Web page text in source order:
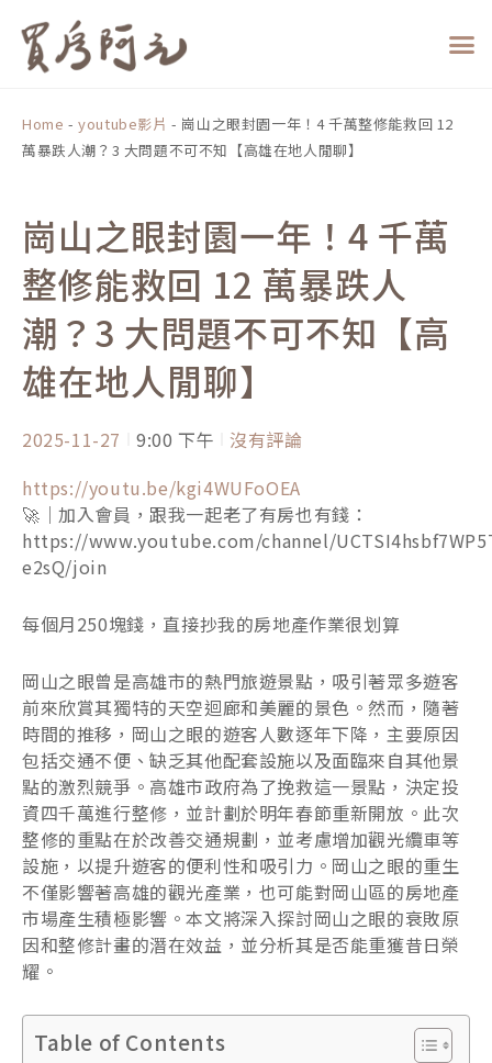
Home -youtube影片 - 崗山之眼封園一年！4 千萬整修能救回 12
萬暴跌人潮？3 大問題不可不知【高雄在地人閒聊】
崗山之眼封園一年！4 千萬
整修能救回 12 萬暴跌人
潮？3 大問題不可不知【高
雄在地人閒聊】
2025-11-27 9:00 下午
沒有評論
https://youtu.be/kgi4WUFoOEA
🚀｜加入會員，跟我一起老了有房也有錢：
https://www.youtube.com/channel/
e2sQ/join
每個月250塊錢，直接抄我的房地產作業很划算
岡山之眼曾是高雄市的熱門旅遊景點，吸引著眾多遊客
前來欣賞其獨特的天空迴廊和美麗的景色。然而，隨著
時間的推移，岡山之眼的遊客人數逐年下降，主要原因
包括交通不便、缺乏其他配套設施以及面臨來自其他景
點的激烈競爭。高雄市政府為了挽救這一景點，決定投
資四千萬進行整修，並計劃於明年春節重新開放。此次
整修的重點在於改善交通規劃，並考慮增加觀光纜車等
設施，以提升遊客的便利性和吸引力。岡山之眼的重生
不僅影響著高雄的觀光產業，也可能對岡山區的房地產
市場產生積極影響。本文將深入探討岡山之眼的衰敗原
因和整修計畫的潛在效益，並分析其是否能重獲昔日榮
耀。
Table of Contents